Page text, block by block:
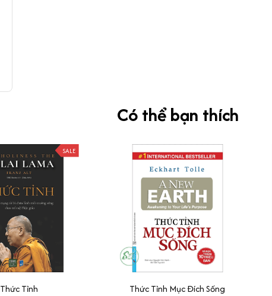
Có thể bạn thích
SALE
Thức Tỉnh
Thức Tỉnh Mục Đích Sống